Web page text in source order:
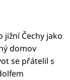
jižní Čechy jako
domov
se přátelil s